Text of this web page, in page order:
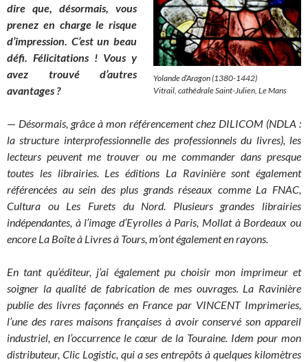
Yolande d’Aragon (1380-1442)
Vitrail, cathédrale Saint-Julien, Le Mans
dire que, désormais, vous
prenez en charge le risque
d’impression. C’est un beau
défi. Félicitations ! Vous y
avez trouvé d’autres
avantages ?
— Désormais, grâce à mon référencement chez DILICOM (NDLA :
la structure interprofessionnelle des professionnels du livres), les
lecteurs peuvent me trouver ou me commander dans presque
toutes les librairies. Les éditions La Ravinière sont également
référencées au sein des plus grands réseaux comme La FNAC,
Cultura ou Les Furets du Nord. Plusieurs grandes librairies
indépendantes, à l’image d’Eyrolles à Paris, Mollat à Bordeaux ou
encore La Boîte à Livres à Tours, m’ont également en rayons.
En tant qu’éditeur, j’ai également pu choisir mon imprimeur et
soigner la qualité de fabrication de mes ouvrages. La Ravinière
publie des livres façonnés en France par VINCENT Imprimeries,
l’une des rares maisons françaises à avoir conservé son appareil
industriel, en l’occurrence le cœur de la Touraine. Idem pour mon
distributeur, Clic Logistic, qui a ses entrepôts à quelques kilomètres